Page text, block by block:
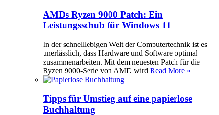
AMDs Ryzen 9000 Patch: Ein
Leistungsschub für Windows 11
In der schnelllebigen Welt der Computertechnik ist es
unerlässlich, dass Hardware und Software optimal
zusammenarbeiten. Mit dem neuesten Patch für die
Ryzen 9000-Serie von AMD wird Read More »
Tipps für Umstieg auf eine papierlose
Buchhaltung